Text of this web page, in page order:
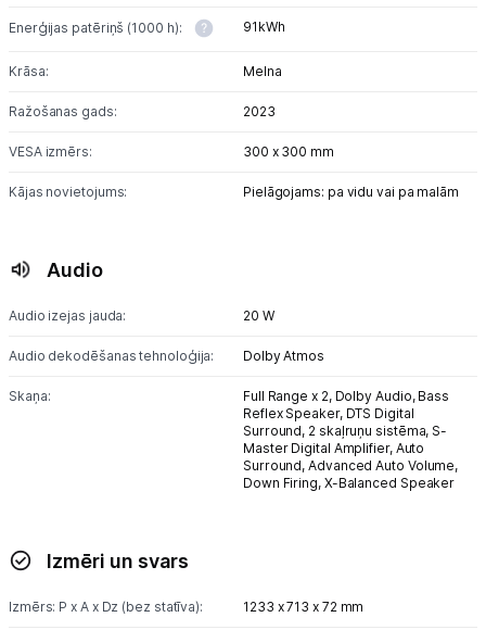
Enerģijas patēriņš (1000 h): 91kWh
Krāsa: Melna
Ražošanas gads: 2023
VESA izmērs: 300 x 300 mm
Kājas novietojums: Pielāgojams: pa vidu vai pa malām
Audio
Audio izejas jauda: 20 W
Audio dekodēšanas tehnoloģija: Dolby Atmos
Skaņa: Full Range x 2, Dolby Audio, Bass
Reflex Speaker, DTS Digital
Surround, 2 skaļruņu sistēma, S-
Master Digital Amplifier, Auto
Surround,Advanced Auto Volume,
Down Firing, X-Balanced Speaker
Izmēri un svars
Izmērs: P x A x Dz (bez statīva): 1233 x 713 x 72 mm